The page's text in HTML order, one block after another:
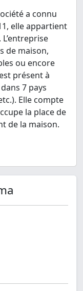
a connu
elle appartient
de maison,
ou encore
présent à
7 pays
Elle compte
la place de
de la maison.